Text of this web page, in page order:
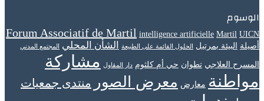
الوسوم
Forum Associatif de Martil intelligence artificielle Martil UICN
أصيلة البيئة بمرتيل الحلول القائمة على الطبيعة الشأن المحلي المجتمع المدني
المسرح العلاجي تطوان حي أم كلثوم دار المقاول مشاركة
مواطنة معارض معرض الصور
منتدى جمعيات